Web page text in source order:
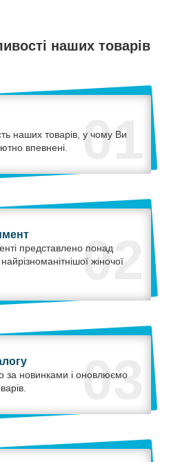
наших товарів
01
наших товарів, у чому Ви
впевнені.
02
представлено понад
жіночої
03
за новинками і оновлюємо